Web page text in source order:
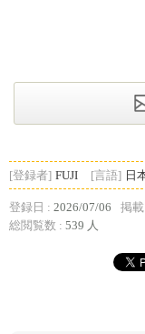
[登録者] FUJI [言語] 日
登録日 : 2026/07/06 掲
総閲覧数 : 539 人